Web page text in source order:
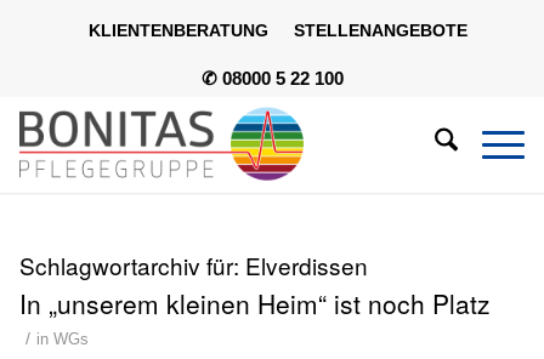
KLIENTENBERATUNG STELLENANGEBOTE
✆ 08000 5 22 100
Schlagwortarchiv für: Elverdissen
In „unserem kleinen Heim“ ist noch Platz
/ inWGs